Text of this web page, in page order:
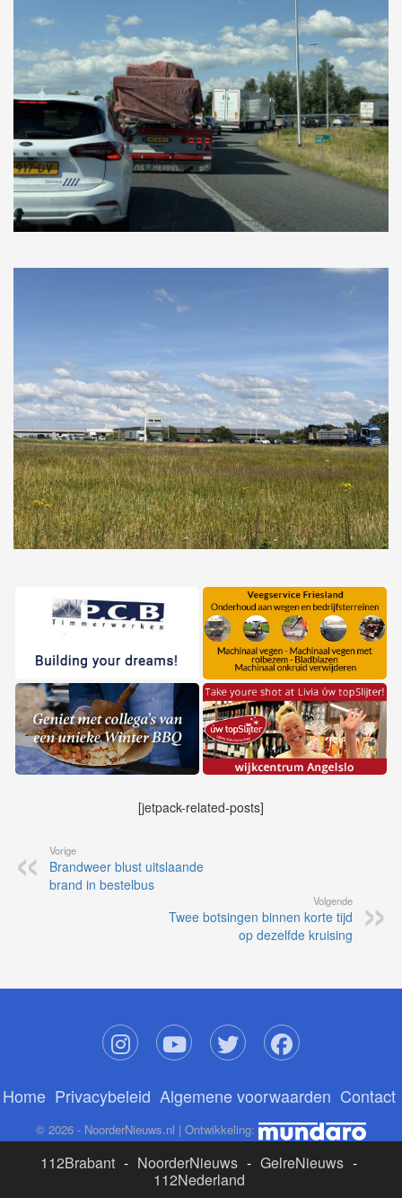
[jetpack-related-posts]
Vorige
Brandweer blust uitslaande
brand in bestelbus
Volgende
Twee botsingen binnen korte tijd
op dezelfde kruising
Home Privacybeleid Algemene voorwaarden Contact
© 2026 - NoorderNieuws.nl | Ontwikkeling:
112Brabant - NoorderNieuws - GelreNieuws -
112Nederland